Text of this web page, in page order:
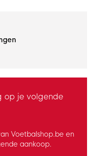
op je volgende
Voetbalshop.be en
aankoop.